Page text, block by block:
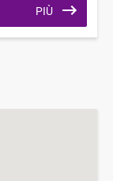
PIÙ